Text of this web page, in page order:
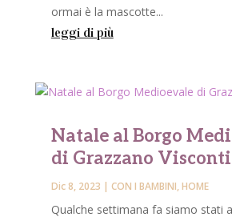
ormai è la mascotte...
leggi di più
Natale al Borgo
di Grazzano Visconti
Dic 8, 2023 | CON I BAMBINI,HOME
Qualche settimana fa siamo stati